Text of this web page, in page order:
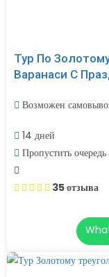
Тур По
Варанаси С
Возможен
14 дней
Пропустить очередь
35 отзыва